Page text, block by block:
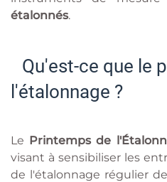
étalonnés.
Qu'est-ce que le
l'étalonnage ?
Le Printemps de
visant à sensibiliser les
de l'étalonnage régulier